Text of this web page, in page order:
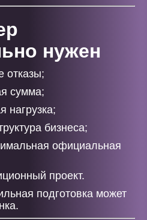
нужен
отказы;
сумма;
нагрузка;
бизнеса;
официальная
проект.
подготовка может